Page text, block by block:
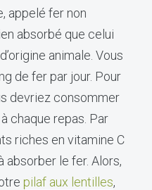
appelé fer non
absorbé que celui
animale. Vous
de fer par jour. Pour
devriez consommer
chaque repas. Par
riches en vitamine C
absorber le fer. Alors,
pilaf aux lentilles,